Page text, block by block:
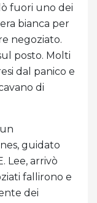
fuori uno dei
bianca per
negoziato.
posto. Molti
dal panico e
di
guidato
Lee, arrivò
fallirono e
dei